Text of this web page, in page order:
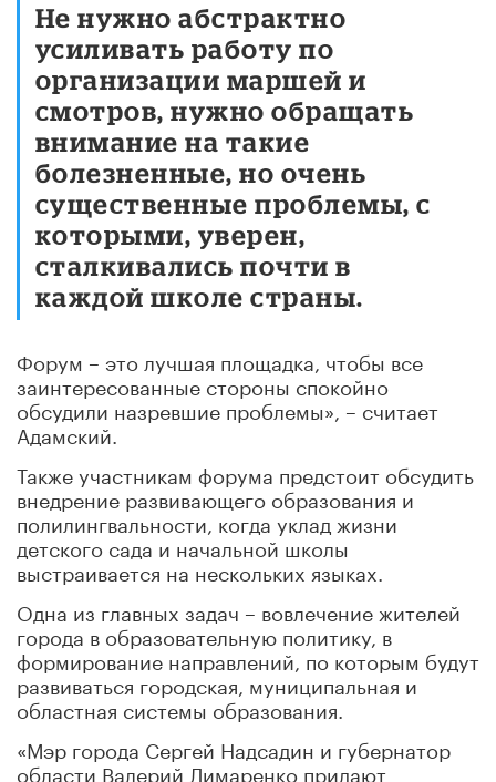
Не нужно абстрактно
усиливать работу по
организации маршей и
смотров, нужно обращать
внимание на такие
болезненные, но очень
существенные проблемы, с
которыми, уверен,
сталкивались почти в
каждой школе страны.
Форум – это лучшая площадка, чтобы все
заинтересованные стороны спокойно
обсудили назревшие проблемы», – считает
Адамский.
Также участникам форума предстоит обсудить
внедрение развивающего образования и
полилингвальности, когда уклад жизни
детского сада и начальной школы
выстраивается на нескольких языках.
Одна из главных задач – вовлечение жителей
города в образовательную политику, в
формирование направлений, по которым будут
развиваться городская, муниципальная и
областная системы образования.
«Мэр города Сергей Надсадин и губернатор
области Валерий Лимаренко придают